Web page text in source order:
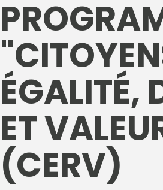
ÉGALITÉ,
ET
(CERV)